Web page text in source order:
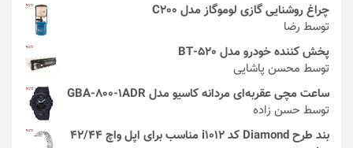
چراغ روشنایی گازی لوموگاز مدل C200
توسط رضا
پخش کننده خودرو مدل 520-BT
توسط محسن پاشایی
ساعت مچی عقربه‌ای مردانه کاسیو مدل GBA-800-1ADR
توسط حسن زاده
بند طرح Diamond کد i1012 مناسب برای اپل واچ 42/44